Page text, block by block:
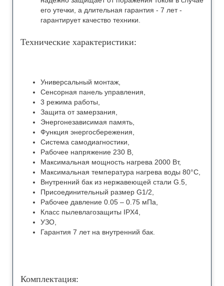
его утечки, а длительная гарантия - 7 лет -
гарантирует качество техники.
Технические характеристики:
Универсальный монтаж,
Сенсорная панель управления,
3 режима работы,
Защита от замерзания,
Энергонезависимая память,
Функция энергосбережения,
Система самодиагностики,
Рабочее напряжение 230 В,
Максимальная мощность нагрева 2000 Вт,
Максимальная температура нагрева воды 80°С,
Внутренний бак из нержавеющей стали G.5,
Присоединительный размер G1/2,
Рабочее давление 0.05 – 0.75 мПа,
Класс пылевлагозащиты IPX4,
УЗО,
Гарантия 7 лет на внутренний бак.
Комплектация: